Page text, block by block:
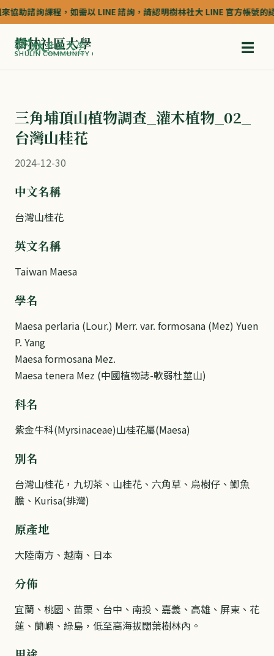
助諮詢課程，如需以 LINE 諮詢，請認明樹林社大 LINE 官方帳號的
樹林社區大學
SHULIN COMMUNITY COLLEGE ☰
三角埔頂山植物調查_灌木植物_02_
台灣山桂花
2024-12-30
中文名稱
台灣山桂花
英文名稱
Taiwan Maesa
學名
Maesa perlaria (Lour.) Merr. var. formosana (Mez) Yuen
P. Yang
Maesa formosana Mez.
Maesa tenera Mez (中國植物誌-軟弱杜莖山)
科名
紫金牛科(Myrsinaceae)山桂花屬(Maesa)
別名
台灣山桂花，九切茶、山桂花、六角草、烏樹仔、鯽魚
膽、Kurisa(排灣)
原產地
大陸南方、越南、日本
分佈
宜蘭、桃園、苗栗、台中、南投、嘉義、高雄、屏東、花
蓮、蘭嶼、綠島，低至高海拔闊葉樹林內。